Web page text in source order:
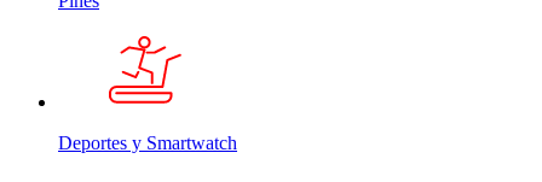
Deportes y Smartwatch